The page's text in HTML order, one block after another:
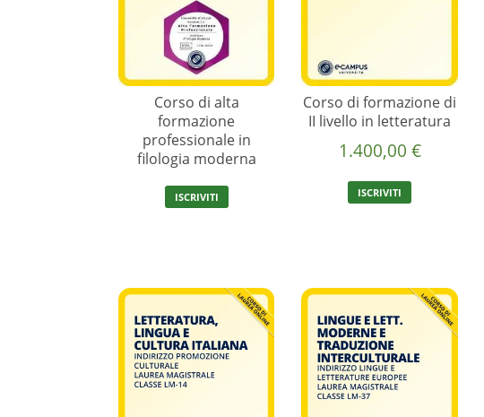
Corso di alta
formazione
professionale in
filologia moderna
ISCRIVITI
Corso di formazione di
II livello in letteratura
1.400,00 €
ISCRIVITI